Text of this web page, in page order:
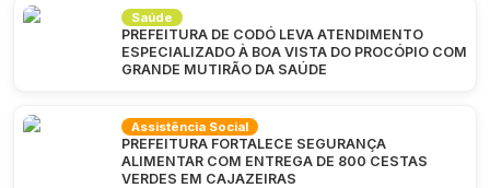
Saúde
PREFEITURA DE CODÓ LEVA ATENDIMENTO
ESPECIALIZADO À BOA VISTA DO PROCÓPIO COM
GRANDE MUTIRÃO DA SAÚDE
Assistência Social
PREFEITURA FORTALECE SEGURANÇA
ALIMENTAR COM ENTREGA DE 800 CESTAS
VERDES EM CAJAZEIRAS